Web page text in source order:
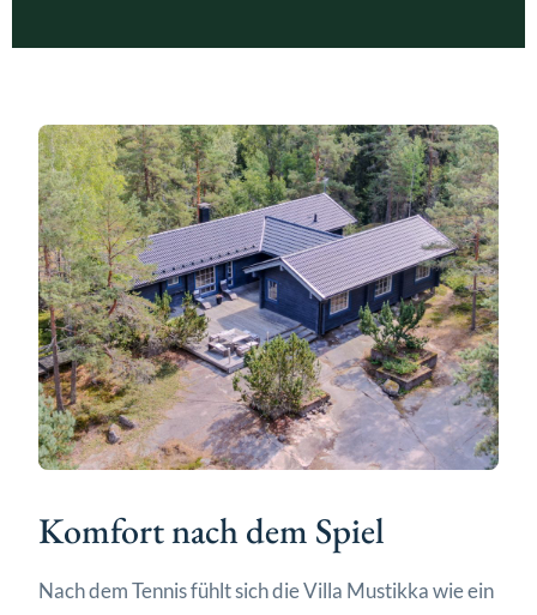
Komfort nach dem Spiel
Nach dem Tennis fühlt sich die Villa Mustikka wie ein